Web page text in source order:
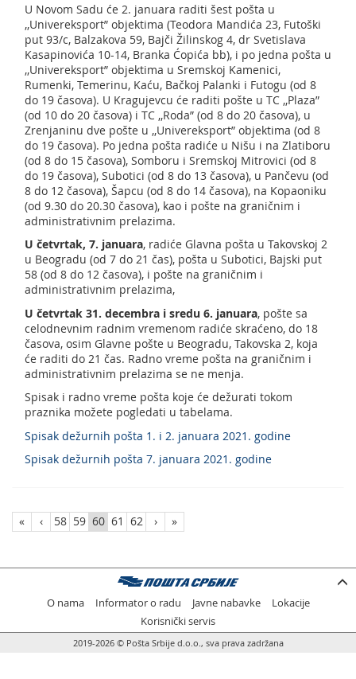
U Novom Sadu će 2. januara raditi šest pošta u
,,Univereksport” objektima (Teodora Mandića 23, Futoški
put 93/c, Balzakova 59, Bajči Žilinskog 4, dr Svetislava
Kasapinovića 10-14, Branka Ćopića bb), i po jedna pošta u
,,Univereksport” objektima u Sremskoj Kamenici,
Rumenki, Temerinu, Kaću, Bačkoj Palanki i Futogu (od 8
do 19 časova). U Kragujevcu će raditi pošte u TC ,,Plaza”
(od 10 do 20 časova) i TC ,,Roda” (od 8 do 20 časova), u
Zrenjaninu dve pošte u ,,Univereksport” objektima (od 8
do 19 časova). Po jedna pošta radiće u Nišu i na Zlatiboru
(od 8 do 15 časova), Somboru i Sremskoj Mitrovici (od 8
do 19 časova), Subotici (od 8 do 13 časova), u Pančevu (od
8 do 12 časova), Šapcu (od 8 do 14 časova), na Kopaoniku
(od 9.30 do 20.30 časova), kao i pošte na graničnim i
administrativnim prelazima.
U četvrtak, 7. januara, radiće Glavna pošta u Takovskoj 2
u Beogradu (od 7 do 21 čas), pošta u Subotici, Bajski put
58 (od 8 do 12 časova), i pošte na graničnim i
administrativnim prelazima,
U četvrtak 31. decembra i sredu 6. januara, pošte sa
celodnevnim radnim vremenom radiće skraćeno, do 18
časova, osim Glavne pošte u Beogradu, Takovska 2, koja
će raditi do 21 čas. Radno vreme pošta na graničnim i
administrativnim prelazima se ne menja.
Spisak i radno vreme pošta koje će dežurati tokom
praznika možete pogledati u tabelama.
Spisak dežurnih pošta 1. i 2. januara 2021. godine
Spisak dežurnih pošta 7. januara 2021. godine
« ‹ 58 59 60 61 62 › »
O nama Informator o radu Javne nabavke
Lokacije
Korisnički servis
2019-2026 © Pošta Srbije d.o.o., sva prava zadržana